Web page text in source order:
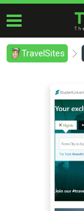
TravelSites